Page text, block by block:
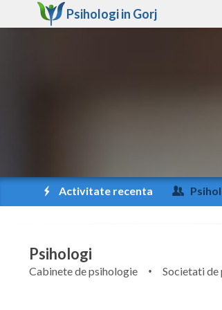
Psihologi in Gorj
Activitate recenta
Psihologi
Cabinete de psihologie Societati de